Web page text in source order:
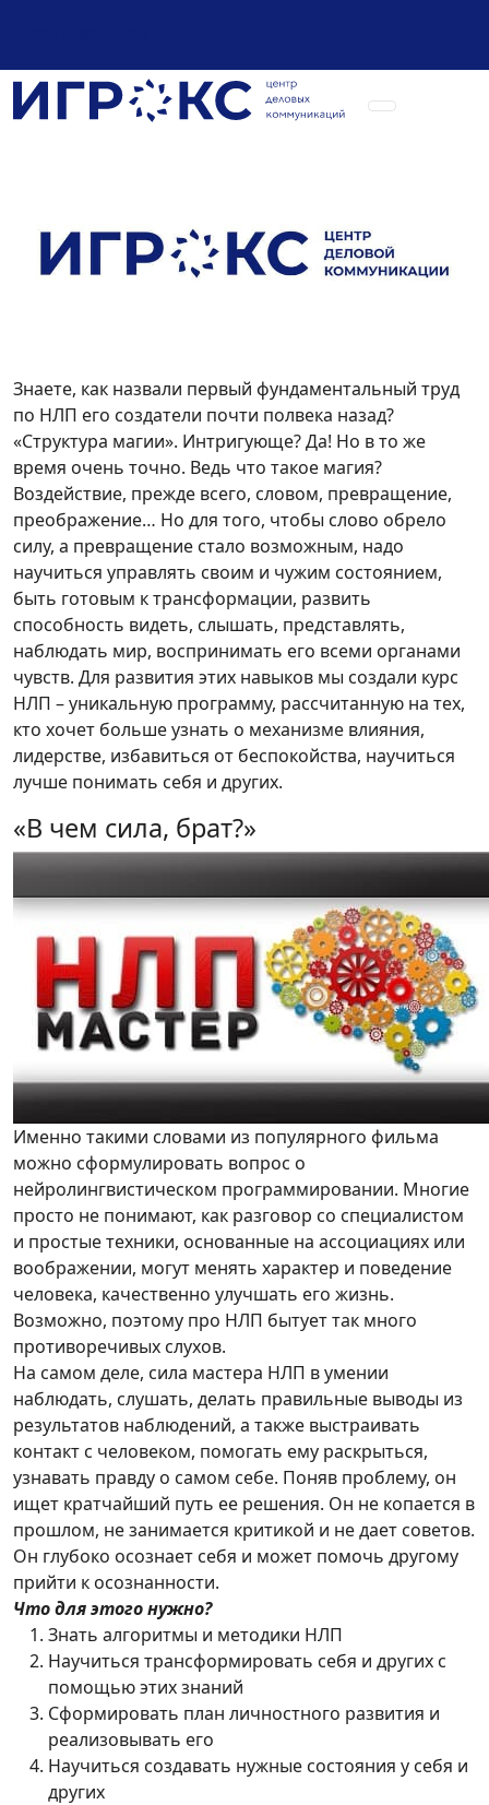
Знаете, как назвали первый фундаментальный труд
по НЛП его создатели почти полвека назад?
«Структура магии». Интригующе? Да! Но в то же
время очень точно. Ведь что такое магия?
Воздействие, прежде всего, словом, превращение,
преображение… Но для того, чтобы слово обрело
силу, а превращение стало возможным, надо
научиться управлять своим и чужим состоянием,
быть готовым к трансформации, развить
способность видеть, слышать, представлять,
наблюдать мир, воспринимать его всеми органами
чувств. Для развития этих навыков мы создали курс
НЛП – уникальную программу, рассчитанную на тех,
кто хочет больше узнать о механизме влияния,
лидерстве, избавиться от беспокойства, научиться
лучше понимать себя и других.
«В чем сила, брат?»
Именно такими словами из популярного фильма
можно сформулировать вопрос о
нейролингвистическом программировании. Многие
просто не понимают, как разговор со специалистом
и простые техники, основанные на ассоциациях или
воображении, могут менять характер и поведение
человека, качественно улучшать его жизнь.
Возможно, поэтому про НЛП бытует так много
противоречивых слухов.
На самом деле, сила мастера НЛП в умении
наблюдать, слушать, делать правильные выводы из
результатов наблюдений, а также выстраивать
контакт с человеком, помогать ему раскрыться,
узнавать правду о самом себе. Поняв проблему, он
ищет кратчайший путь ее решения. Он не копается в
прошлом, не занимается критикой и не дает советов.
Он глубоко осознает себя и может помочь другому
прийти к осознанности.
Что для этого нужно?
Знать алгоритмы и методики НЛП
Научиться трансформировать себя и других с
помощью этих знаний
Сформировать план личностного развития и
реализовывать его
Научиться создавать нужные состояния у себя и
других